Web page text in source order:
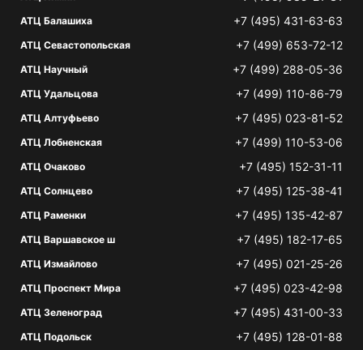
АТЦ Балашиха +7 (495) 431-63-63
АТЦ Севастопольская +7 (499) 653-72-12
АТЦ Научный +7 (499) 288-05-36
АТЦ Удальцова +7 (499) 110-86-79
АТЦ Алтуфьево +7 (495) 023-81-52
АТЦ Лобненская +7 (499) 110-53-06
АТЦ Очаково +7 (495) 152-31-11
АТЦ Солнцево +7 (495) 125-38-41
АТЦ Раменки +7 (495) 135-42-87
АТЦ Варшавское ш +7 (495) 182-17-65
АТЦ Измайлово +7 (495) 021-25-26
АТЦ Проспект Мира +7 (495) 023-42-98
АТЦ Зеленоград +7 (495) 431-00-33
АТЦ Подольск +7 (495) 128-01-88